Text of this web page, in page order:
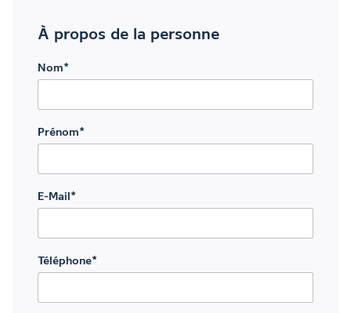
À propos de la personne
Nom*
Prénom*
E-Mail *
Téléphone*